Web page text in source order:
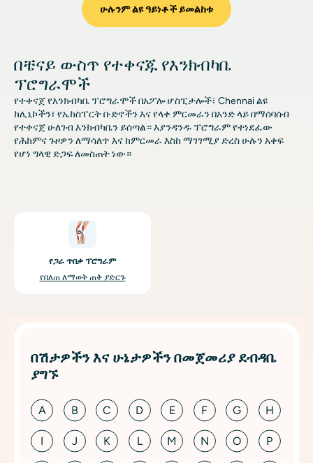
ሁሉንም ልዩ ዓይነቶች ይመልከቱ
በቼናይ ውስጥ የተቀናጁ የእንክብካቤ
ፕሮግራሞች
የተቀናጀ የእንክብካቤ ፕሮግራሞች በአፖሎ ሆስፒታሎች፣ Chennai ልዩ
ክሊኒኮችን፣ የኤክስፐርት ቡድኖችን እና የላቀ ምርመራን በአንድ ላይ በማሰባሰብ
የተቀናጀ ሁለገብ እንክብካቤን ይሰጣል። እያንዳንዱ ፕሮግራም የተነደፈው
የሕክምና ጉዞዎን ለማሳለጥ እና ከምርመራ እስከ ማገገሚያ ድረስ ሁሉን አቀፍ
የሆነ ግላዊ ድጋፍ ለመስጠት ነው።
ምስል
የጋራ ጥበቃ ፕሮግራም
የበለጠ ለማወቅ ጠቅ ያድርጉ
በሽታዎችን እና ሁኔታዎችን በመጀመሪያ ደብዳቤ
ያግኙ
A B C D E F G H
I J K L M N O P